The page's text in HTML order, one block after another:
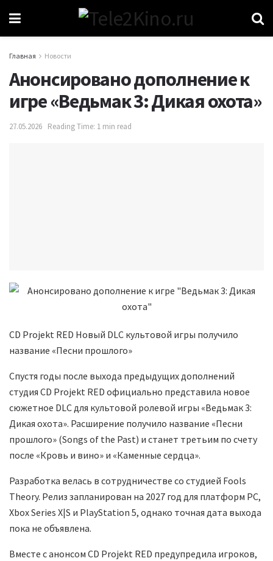
Главная Новости
Анонсировано дополнение к
игре «Ведьмак 3: Дикая охота»
27.05.2026 Reading Time: 1 min read
CD Projekt RED Новый DLC культовой игры получило
название «Песни прошлого»
Спустя годы после выхода предыдущих дополнений
студия CD Projekt RED официально представила новое
сюжетное DLC для культовой ролевой игры «Ведьмак 3:
Дикая охота». Расширение получило название «Песни
прошлого» (Songs of the Past) и станет третьим по счету
после «Кровь и вино» и «Каменные сердца».
Разработка велась в сотрудничестве со студией Fools
Theory. Релиз запланирован на 2027 год для платформ PC,
Xbox Series X|S и PlayStation 5, однако точная дата выхода
пока не объявлена.
Вместе с анонсом CD Projekt RED предупредила игроков,